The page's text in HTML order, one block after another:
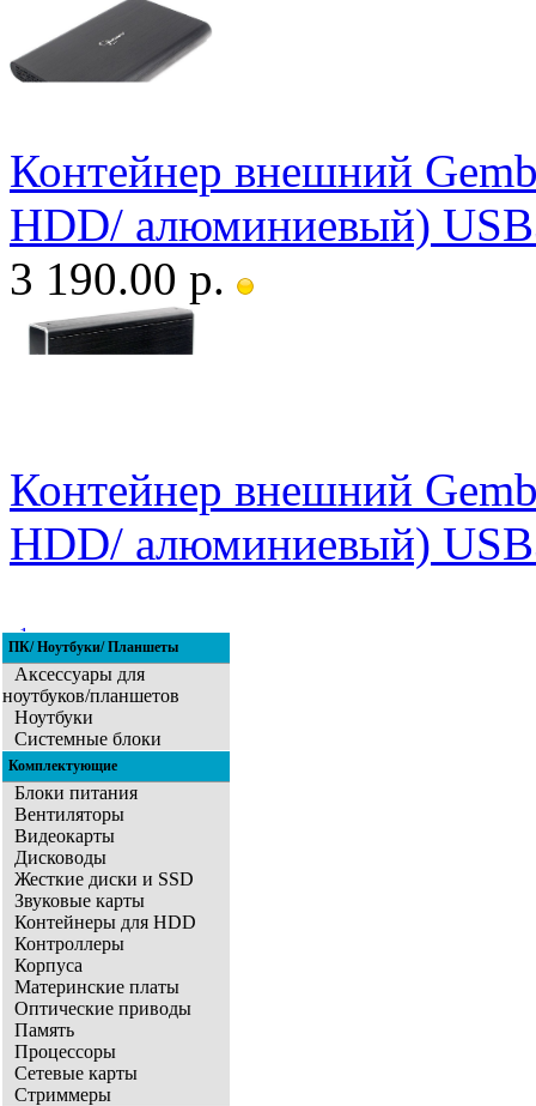
Контейнер внешний
HDD/ алюминиевый)
3 190.00 р.
Контейнер внешний
HDD/ алюминиевый)
1
2
ПК/ Ноутбуки/ Планшеты
Аксессуары для
ноутбуков/планшетов
Ноутбуки
Системные блоки
Комплектующие
Блоки питания
Вентиляторы
Видеокарты
Дисководы
Жесткие диски и SSD
Звуковые карты
Контейнеры для HDD
Контроллеры
Корпуса
Материнские платы
Оптические приводы
Память
Процессоры
Сетевые карты
Стриммеры